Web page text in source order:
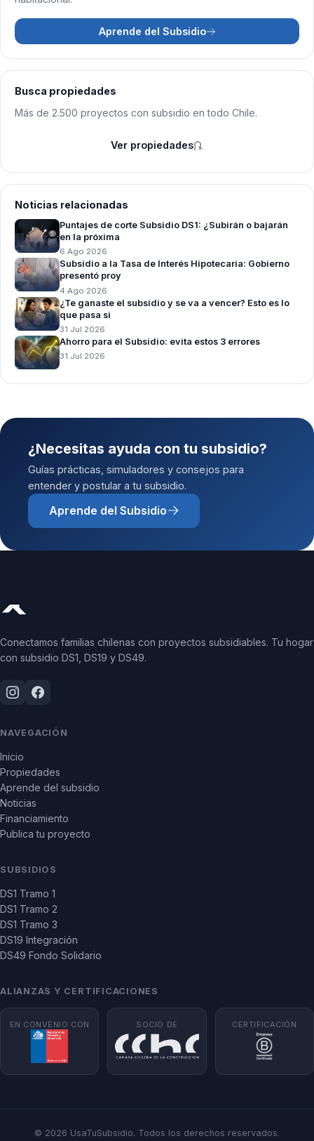
Aprende del Subsidio
Busca propiedades
Más de 2.500 proyectos con subsidio en todo Chile.
Ver propiedades
Noticias relacionadas
Puntajes de corte Subsidio DS1: ¿Subirán o bajarán
en la próxima
6 Ago 2026
Subsidio a la Tasa de Interés Hipotecaria: Gobierno
presentó proy
4 Ago 2026
¿Te ganaste el subsidio y se va a vencer? Esto es lo
que pasa si
31 Jul 2026
Ahorro para el Subsidio: evita estos 3 errores
31 Jul 2026
¿Necesitas ayuda con tu subsidio?
Guías prácticas, simuladores y consejos para
entender y postular a tu subsidio.
Aprende del Subsidio
Conectamos familias chilenas con proyectos subsidiables. Tu hogar
con subsidio DS1, DS19 y DS49.
NAVEGACIÓN
Inicio
Propiedades
Aprende del subsidio
Noticias
Financiamiento
Publica tu proyecto
SUBSIDIOS
DS1 Tramo 1
DS1 Tramo 2
DS1 Tramo 3
DS19 Integración
DS49 Fondo Solidario
ALIANZAS Y CERTIFICACIONES
EN CONVENIO CON SOCIO DE CERTIFICACIÓN
© 2026 UsaTuSubsidio. Todos los derechos reservados.